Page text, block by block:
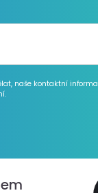
naše kontaktní